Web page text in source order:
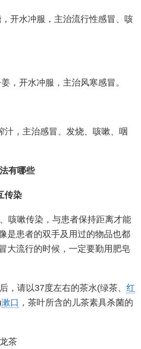
开水冲服，主治流行性感冒、咳
，开水冲服，主治风寒感冒。
汁，主治感冒、发烧、咳嗽、咽
有哪些
传染
咳嗽传染，与患者保持距离才能
是患者的双手及用过的物品也都
大流行的时候，一定要勤用肥皂
，请以37度左右的茶水(绿茶、 红
漱口 ，茶叶所含的儿茶素具杀菌的
茶